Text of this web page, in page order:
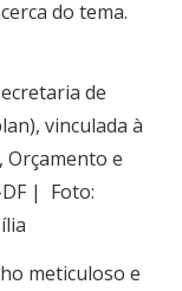
do tema.
de
vinculada à
Orçamento e
DF | Foto:
meticuloso e